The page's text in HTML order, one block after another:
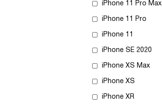
iPhone 11 Pro Max
iPhone 11 Pro
iPhone 11
iPhone SE 2020
iPhone XS Max
iPhone XS
iPhone XR